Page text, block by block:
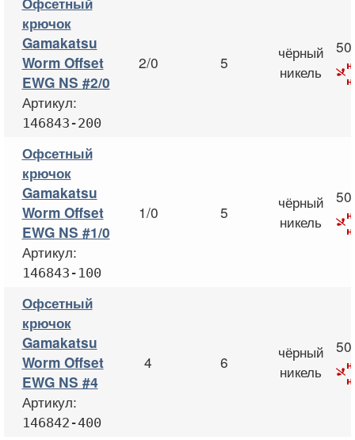
крючок
Gamakatsu
Worm Offset
EWG NS #2/0
Артикул:
146843-200
2/0 5
чёрный
никель
Офсетный
крючок
Gamakatsu
Worm Offset
EWG NS #1/0
Артикул:
146843-100
1/0 5
чёрный
никель
Офсетный
крючок
Gamakatsu
Worm Offset
EWG NS #4
Артикул:
146842-400
4 6
чёрный
никель